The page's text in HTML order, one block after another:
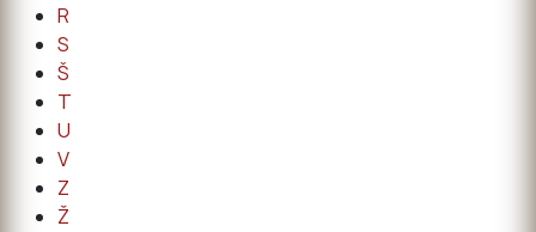
R
S
Š
T
U
V
Z
Ž